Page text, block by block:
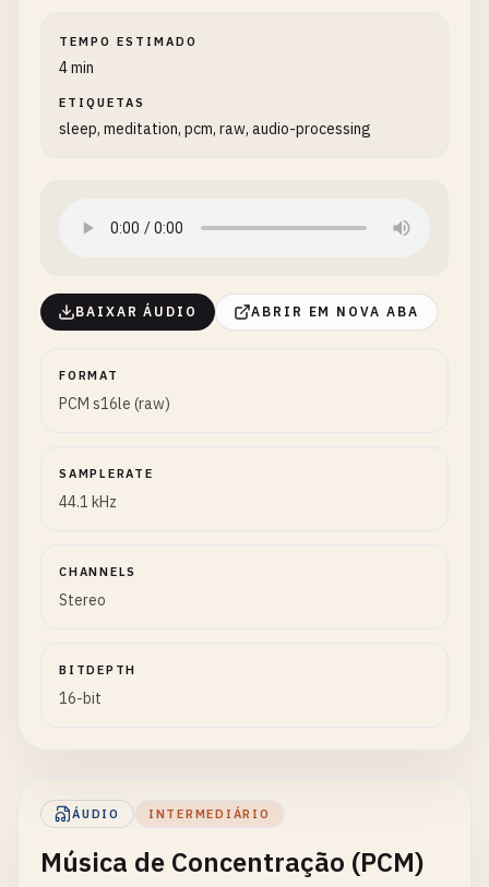
TEMPO ESTIMADO
4 min
ETIQUETAS
sleep, meditation, pcm, raw, audio-processing
BAIXAR ÁUDIO ABRIR EM NOVA ABA
FORMAT
PCM s16le (raw)
SAMPLERATE
44.1 kHz
CHANNELS
Stereo
BITDEPTH
16-bit
ÁUDIO INTERMEDIÁRIO
Música de Concentração (PCM)